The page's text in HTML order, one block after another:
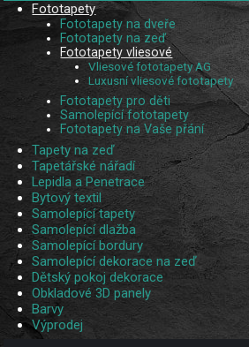
Fototapety
Fototapety na dveře
Fototapety na zeď
Fototapety vliesové
Vliesové fototapety AG
Luxusní vliesové fototapety
Fototapety pro děti
Samolepící fototapety
Fototapety na Vaše přání
Tapety na zeď
Tapetářské nářadí
Lepidla a Penetrace
Bytový textil
Samolepící tapety
Samolepící dlažba
Samolepící bordury
Samolepící dekorace na zeď
Dětský pokoj dekorace
Obkladové 3D panely
Barvy
Výprodej